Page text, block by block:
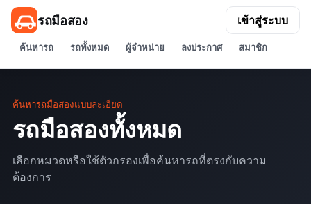
รถมือสอง
ค้นหารถ รถทั้งหมด ผู้จำหน่าย ลงประกาศ สมาชิก
เข้าสู่ระบบ
ค้นหารถมือสองแบบละเอียด
รถมือสองทั้งหมด
เลือกหมวดหรือใช้ตัวกรองเพื่อค้นหารถที่ตรงกับความ
ต้องการ